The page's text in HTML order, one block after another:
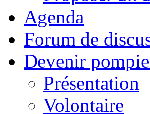
Agenda
Forum de
Devenir
Présentation
Volontaire